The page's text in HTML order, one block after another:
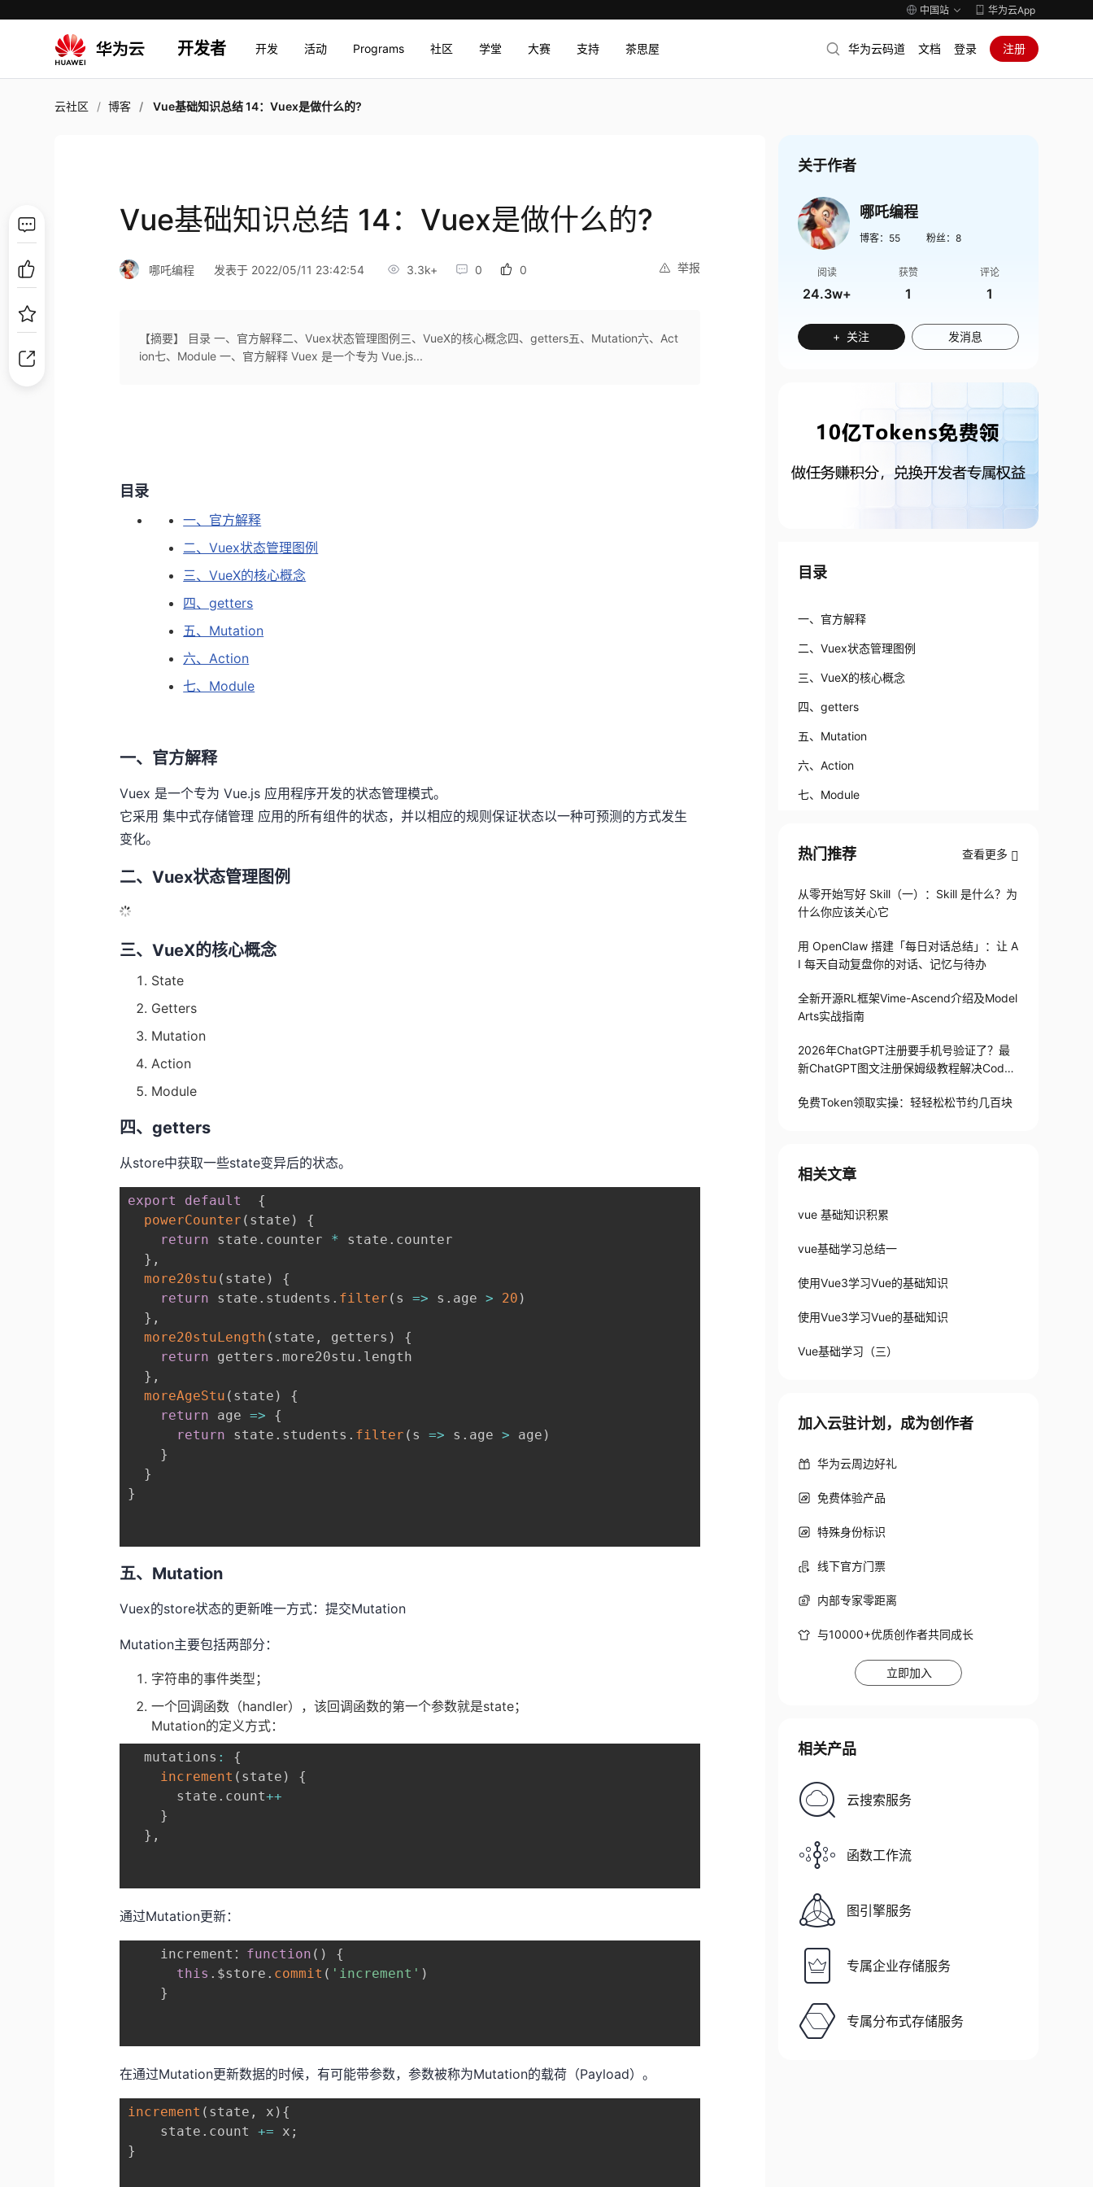
中国站 华为云App
开发者 开发 活动 Programs 社区 学堂 大赛 支持 茶思屋 华为云码道 文档 登录 注册
云社区 博客 Vue基础知识总结 14：Vuex是做什么的?
Vue基础知识总结 14：Vuex是做什么的?
举报
哪吒编程 发表于 2022/05/11 23:42:54 3.3k+ 0 0
【摘要】 目录 一、官方解释二、Vuex状态管理图例三、VueX的核心概念四、getters五、Mutation六、Act
ion七、Module 一、官方解释 Vuex 是一个专为 Vue.js...
目录
一、官方解释
二、Vuex状态管理图例
三、VueX的核心概念
四、getters
五、Mutation
六、Action
七、Module
一、官方解释
Vuex 是一个专为 Vue.js 应用程序开发的状态管理模式。
它采用 集中式存储管理 应用的所有组件的状态，并以相应的规则保证状态以一种可预测的方式发生
变化。
二、Vuex状态管理图例
三、VueX的核心概念
State
Getters
Mutation
Action
Module
四、getters
从store中获取一些state变异后的状态。
export default
{
powerCounter ( state )
{
return state . counter * state . counter
} ,
more20stu ( state )
{
return state . students . filter ( s => s . age > 20 )
} ,
more20stuLength ( state , getters )
{
return getters . more20stu . length
} ,
moreAgeStu ( state )
{
return
age =>
{
return state . students . filter ( s => s . age > age )
}
}
}
五、Mutation
Vuex的store状态的更新唯一方式：提交Mutation
Mutation主要包括两部分：
字符串的事件类型；
一个回调函数（handler），该回调函数的第一个参数就是state；
Mutation的定义方式：
  mutations
:
{
increment ( state )
{
      state
. count++
}
} ,
通过Mutation更新：
	increment：
function ( )
{
this . $store . commit ( 'increment' )
}
在通过Mutation更新数据的时候，有可能带参数，参数被称为Mutation的载荷（Payload）。
increment ( state , x ) {
	state
. count += x ;
}
关于作者
哪吒编程
博客： 55 粉丝： 8
阅读
24.3w+
获赞
1
评论
1
+ 关注 发消息
目录
一、官方解释
二、Vuex状态管理图例
三、VueX的核心概念
四、getters
五、Mutation
六、Action
七、Module
热门推荐 查看更多
从零开始写好 Skill（一）：Skill 是什么？为
什么你应该关心它
用 OpenClaw 搭建「每日对话总结」：让 A
I 每天自动复盘你的对话、记忆与待办
全新开源RL框架Vime-Ascend介绍及Model
Arts实战指南
2026年ChatGPT注册要手机号验证了？最
新ChatGPT图文注册保姆级教程解决Codex
免费Token领取实操：轻轻松松节约几百块
相关文章
vue 基础知识积累
vue基础学习总结一
使用Vue3学习Vue的基础知识
使用Vue3学习Vue的基础知识
Vue基础学习（三）
加入云驻计划，成为创作者
华为云周边好礼
免费体验产品
特殊身份标识
线下官方门票
内部专家零距离
与10000+优质创作者共同成长
立即加入
相关产品
云搜索服务
函数工作流
图引擎服务
专属企业存储服务
专属分布式存储服务